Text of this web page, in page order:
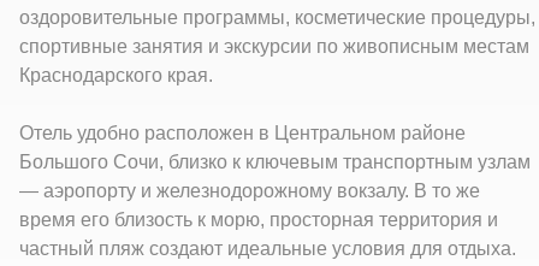
оздоровительные программы, косметические процедуры,
спортивные занятия и экскурсии по живописным местам
Краснодарского края.
Отель удобно расположен в Центральном районе
Большого Сочи, близко к ключевым транспортным узлам
— аэропорту и железнодорожному вокзалу. В то же
время его близость к морю, просторная территория и
частный пляж создают идеальные условия для отдыха.